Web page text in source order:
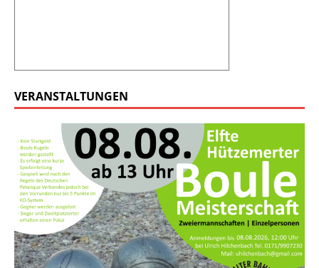
VERANSTALTUNGEN